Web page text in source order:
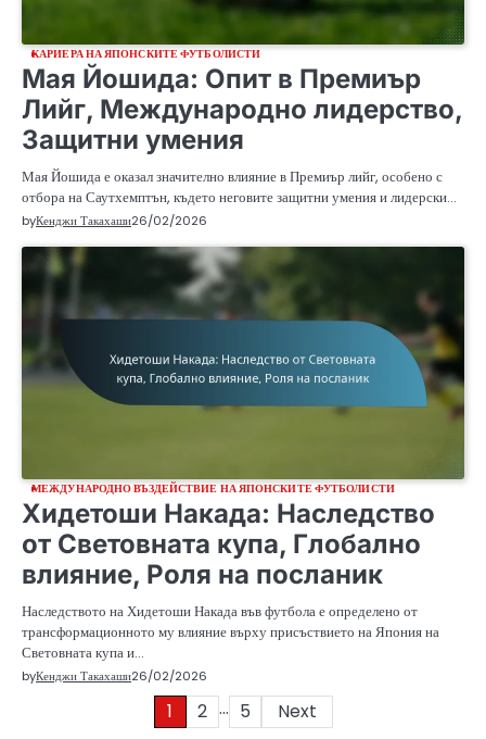
КАРИЕРА НА ЯПОНСКИТЕ ФУТБОЛИСТИ
Мая Йошида: Опит в Премиър
Лийг, Международно лидерство,
Защитни умения
Мая Йошида е оказал значително влияние в Премиър лийг, особено с
отбора на Саутхемптън, където неговите защитни умения и лидерски…
byКенджи Такахаши26/02/2026
МЕЖДУНАРОДНО ВЪЗДЕЙСТВИЕ НА ЯПОНСКИТЕ ФУТБОЛИСТИ
Хидетоши Накада: Наследство
от Световната купа, Глобално
влияние, Роля на посланик
Наследството на Хидетоши Накада във футбола е определено от
трансформационното му влияние върху присъствието на Япония на
Световната купа и…
byКенджи Такахаши26/02/2026
1 2 … 5 Next